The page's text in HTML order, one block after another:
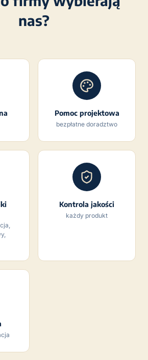
nas?
Pomoc projektowa
bezpłatne doradztwo
Kontrola jakości
każdy produkt